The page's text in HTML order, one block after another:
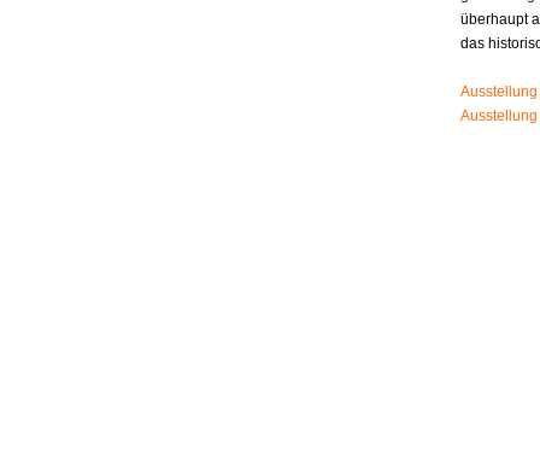
überhaupt
das